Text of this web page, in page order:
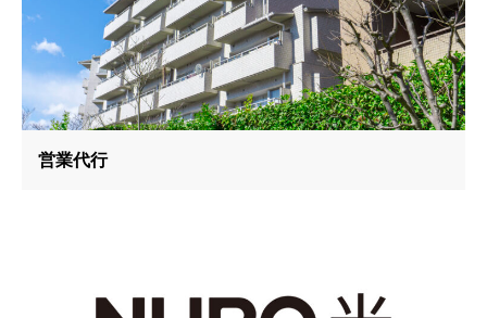
営業代行